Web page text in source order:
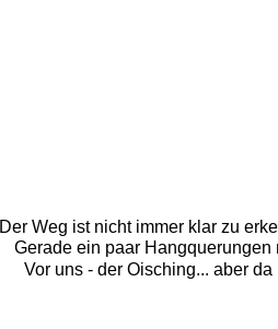
Der Weg ist nicht immer klar zu
Gerade ein paar
Vor uns - der Oisching... aber